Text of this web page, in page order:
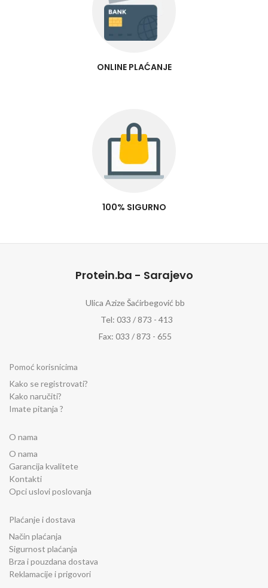
ONLINE PLAĆANJE
100% SIGURNO
Protein.ba - Sarajevo
Ulica Azize Šaćirbegović bb
Tel: 033 / 873 - 413
Fax: 033 / 873 - 655
Pomoć korisnicima
Kako se registrovati?
Kako naručiti?
Imate pitanja ?
O nama
O nama
Garancija kvalitete
Kontakti
Opci uslovi poslovanja
Plaćanje i dostava
Način plaćanja
Sigurnost plaćanja
Brza i pouzdana dostava
Reklamacije i prigovori